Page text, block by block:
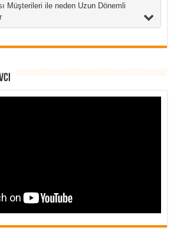
Müşterileri ile neden Uzun Dönemli